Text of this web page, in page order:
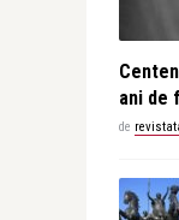
ani de
de